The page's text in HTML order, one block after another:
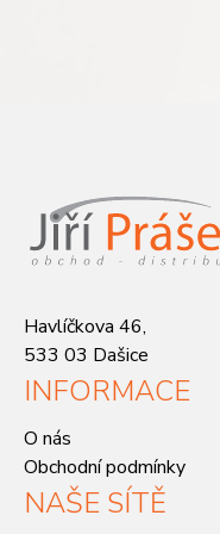
Havlíčkova 46,
533 03 Dašice
INFORMACE
O nás
Obchodní podmínky
NAŠE SÍTĚ